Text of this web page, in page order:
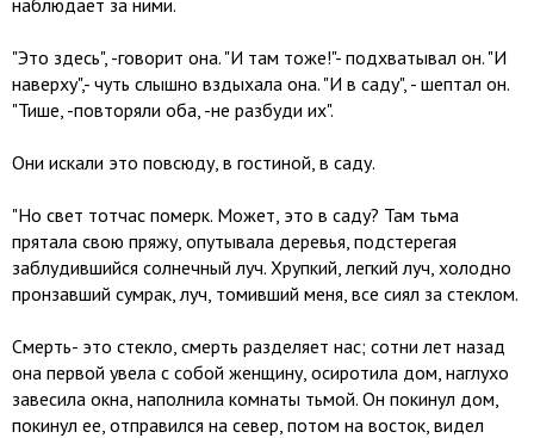
наблюдает за ними.
"Это здесь", -говорит она. "И там тоже!"- подхватывал он. "И
наверху",- чуть слышно вздыхала она. "И в саду", - шептал он.
"Тише, -повторяли оба, -не разбуди их".
Они искали это повсюду, в гостиной, в саду.
"Но свет тотчас померк. Может, это в саду? Там тьма
прятала свою пряжу, опутывала деревья, подстерегая
заблудившийся солнечный луч. Хрупкий, легкий луч, холодно
пронзавший сумрак, луч, томивший меня, все сиял за стеклом.
Смерть- это стекло, смерть разделяет нас; сотни лет назад
она первой увела с собой женщину, осиротила дом, наглухо
завесила окна, наполнила комнаты тьмой. Он покинул дом,
покинул ее, отправился на север, потом на восток, видел